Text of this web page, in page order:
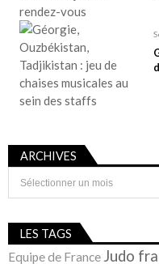
ARCHIVES
Archives
LES TAGS
Equipe de France Judo